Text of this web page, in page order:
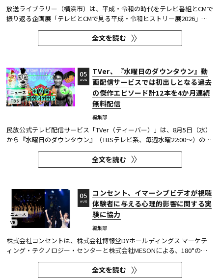
放送ライブラリー（横浜市）は、平成・令和の時代をテレビ番組とCMで
振り返る企画展「テレビとCMで見る平成・令和ヒストリー展2026」を8
月7日～9月27日に開催する。
全文を読む
ニュース
TBS
TVer、『水曜日のダウンタウン』動
画配信サービスでは初出しとなる過去
の傑作エピソード計12本を4か月連続
無料配信
編集部
05
AUG
民放公式テレビ配信サービス「TVer（ティーバー）」は、8月5日（水）
から『水曜日のダウンタウン』（TBSテレビ系、毎週水曜22:00～）の過
去に放送された傑作エピソード計12本を4か月にわたり配信する。本エ
ピソードが動画配信サービスで配信されるのは今回が初めてとなる。
TVerはすべて無料で見放題となっている。 『水曜日のダウンタウン...
全文を読む
ニュース
VR
コンセント、イマーシブビデオが視聴
体験者に与える心理的影響に関する実
験に協力
編集部
05
AUG
株式会社コンセントは、株式会社博報堂DYホールディングス マーケテ
ィング・テクノロジー・センターと株式会社MESONによる、180°の視
野角のImmersive Video（以下、イマーシブビデオ）を実験刺激に用い
た心理実験に協力し、そのプレプリント論文が2026年6月8日にarXivで
全文を読む